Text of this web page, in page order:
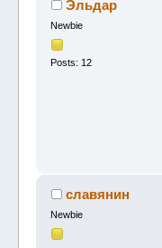
Эльдар
Newbie
Posts: 12
славянин
Newbie